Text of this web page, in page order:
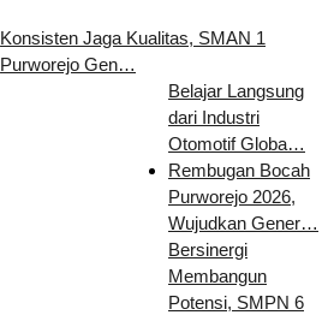
Konsisten Jaga Kualitas, SMAN 1
Purworejo Gen…
Belajar Langsung
dari Industri
Otomotif Globa…
Rembugan Bocah
Purworejo 2026,
Wujudkan Gener…
Bersinergi
Membangun
Potensi, SMPN 6